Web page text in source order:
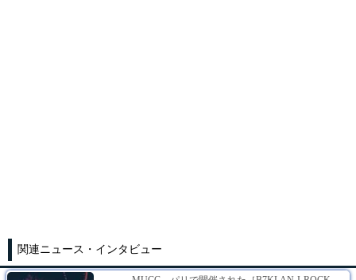
関連ニュース・インタビュー